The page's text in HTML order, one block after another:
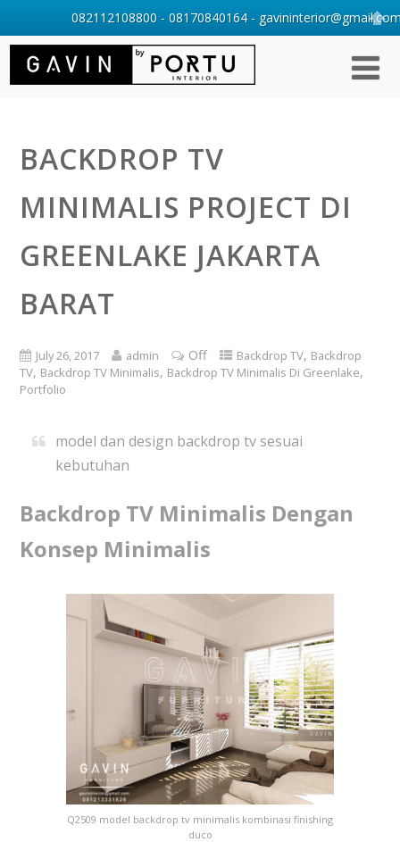
BACKDROP TV
MINIMALIS PROJECT DI
GREENLAKE JAKARTA
BARAT
July 26, 2017 admin Off Backdrop TV, Backdrop
TV, Backdrop TV Minimalis, Backdrop TV Minimalis Di Greenlake,
Portfolio
model dan design backdrop tv sesuai
kebutuhan
Backdrop TV Minimalis Dengan
Konsep Minimalis
Q2509 model backdrop tv minimalis kombinasi finishing
duco
082112108800 - 08170840164 -